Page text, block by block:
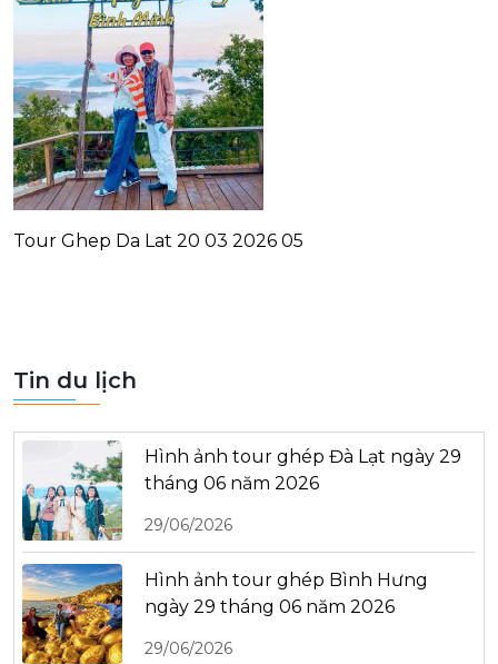
Tour Ghep Da Lat 20 03 2026 05
Tin du lịch
Hình ảnh tour ghép Đà Lạt ngày 29
tháng 06 năm 2026
29/06/2026
Hình ảnh tour ghép Bình Hưng
ngày 29 tháng 06 năm 2026
29/06/2026